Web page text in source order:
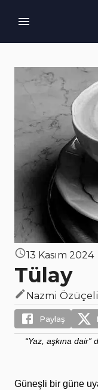
13 Kasım 2024
Tülay
Nazmi
Paylaş
“Yaz, aşkına
Güneşli bir güne